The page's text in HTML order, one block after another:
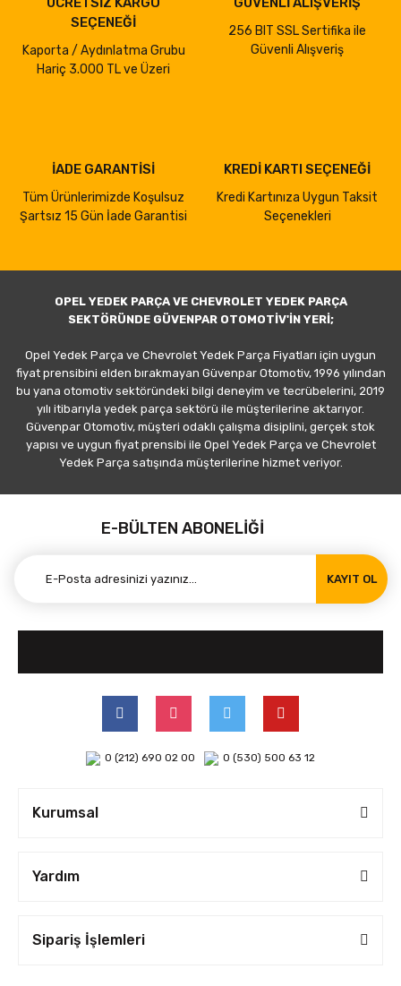
SEÇENEĞİ
Kaporta / Aydınlatma Grubu
Hariç 3.000 TL ve Üzeri
256 BIT SSL Sertifika ile
Güvenli Alışveriş
İADE GARANTİSİ
Tüm Ürünlerimizde Koşulsuz
Şartsız 15 Gün İade Garantisi
KREDİ KARTI SEÇENEĞİ
Kredi Kartınıza Uygun Taksit
Seçenekleri
OPEL YEDEK PARÇA VE CHEVROLET YEDEK PARÇA
SEKTÖRÜNDE GÜVENPAR OTOMOTİV'İN YERİ;
Opel Yedek Parça ve Chevrolet Yedek Parça Fiyatları için uygun
fiyat prensibini elden bırakmayan Güvenpar Otomotiv, 1996 yılından
bu yana otomotiv sektöründeki bilgi deneyim ve tecrübelerini, 2019
yılı itibarıyla yedek parça sektörü ile müşterilerine aktarıyor.
Güvenpar Otomotiv, müşteri odaklı çalışma disiplini, gerçek stok
yapısı ve uygun fiyat prensibi ile Opel Yedek Parça ve Chevrolet
Yedek Parça satışında müşterilerine hizmet veriyor.
E-BÜLTEN ABONELİĞİ
KAYIT OL
0 (212) 690 02 00 0 (530) 500 63 12
Kurumsal
Yardım
Sipariş İşlemleri